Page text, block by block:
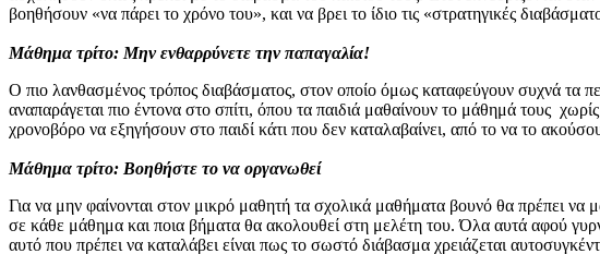
βοηθήσουν «να πάρει το χρόνο του», και να βρει το ίδιο τις «στρατηγικές
Μάθημα τρίτο: Μην ενθαρρύνετε την παπαγαλία!
Ο πιο λανθασμένος τρόπος διαβάσματος, στον οποίο όμως καταφεύγουν συχνά τα
αναπαράγεται πιο έντονα στο σπίτι, όπου τα παιδιά μαθαίνουν το μάθημά τους
χρονοβόρο να εξηγήσουν στο παιδί κάτι που δεν καταλαβαίνει, από το να το
Μάθημα τρίτο: Βοηθήστε το να οργανωθεί
Για να μην φαίνονται στον μικρό μαθητή τα σχολικά μαθήματα βουνό θα πρέπει
σε κάθε μάθημα και ποια βήματα θα ακολουθεί στη μελέτη του. Όλα αυτά αφού
αυτό που πρέπει να καταλάβει είναι πως το σωστό διάβασμα χρειάζεται